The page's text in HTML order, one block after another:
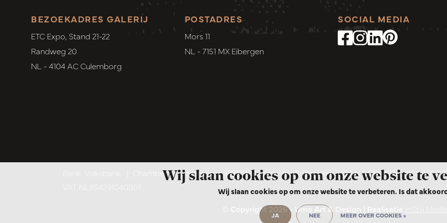
SOCIAL MEDIA
POSTADRES
Mors 11
NL - 7151 MX Eibergen
BEZOEKADRES GALERIJ
ETC Expo, Stand 21-22
Randweg 20
NL - 4104 AC Culemborg
Chamber of Commerce. 61301434 (Umo Art & Design) | IBAN DE66 4016 4024 4052
© Copyright 2026 - Umo Art & Design | Realisatie
Wij slaan cookies op om onze website te
Wij slaan cookies op om onze website te verbeteren. Is dat
JA NEE MEER OVER COOKIES »